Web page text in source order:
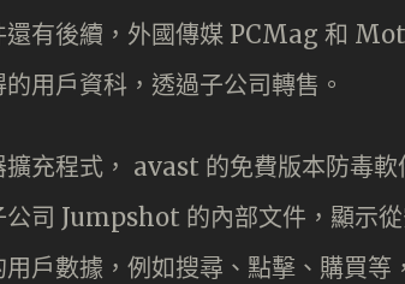
還有後續，外國傳媒 PCMag 和
用戶資科，透過子公司轉售。
充程式， avast 的免費版本防毒
公司 Jumpshot 的內部文件，顯示
用戶數據，例如搜尋、點擊、購買